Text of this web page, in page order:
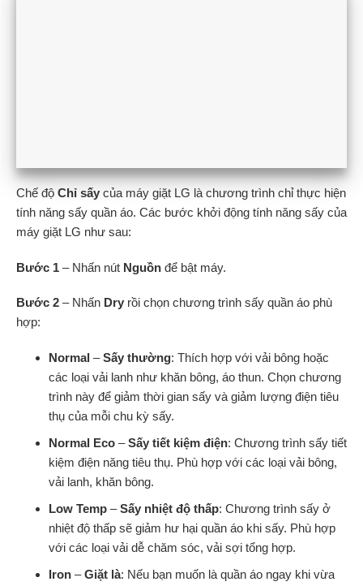
Chế độ Chỉ sấycủa máy giặt LG là chương trình chỉ thực hiện
tính năng sấy quần áo. Các bước khởi động tính năng sấy của
máy giặt LG như sau:
Bước 1 – Nhấn nút Nguồn để bật máy.
Bước 2 – Nhấn Dry rồi chọn chương trình sấy quần áo phù
hợp:
Normal –Sấy thường: Thích hợp với vải bông hoặc
các loại vải lanh như khăn bông, áo thun. Chọn chương
trình này để giảm thời gian sấy và giảm lượng điện tiêu
thụ của mỗi chu kỳ sấy.
Normal Eco–Sấy tiết kiệm điện: Chương trình sấy tiết
kiệm điện năng tiêu thụ. Phù hợp với các loại vải bông,
vải lanh, khăn bông.
Low Temp–Sấy nhiệt độ thấp: Chương trình sấy ở
nhiệt độ thấp sẽ giảm hư hại quần áo khi sấy. Phù hợp
với các loại vải dễ chăm sóc, vải sợi tổng hợp.
Iron–Giặt là: Nếu bạn muốn là quần áo ngay khi vừa